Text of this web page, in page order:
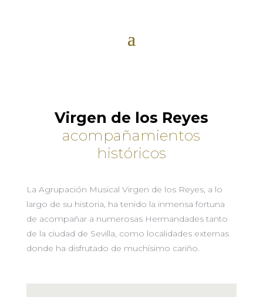
Virgen de los Reyes
acompañamientos
históricos
La Agrupación Musical Virgen de los Reyes, a lo
largo de su historia, ha tenido la inmensa fortuna
de acompañar a numerosas Hermandades tanto
de la ciudad de Sevilla, como localidades externas
donde ha disfrutado de muchísimo cariño.